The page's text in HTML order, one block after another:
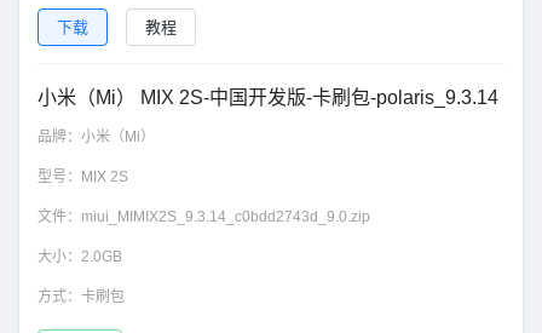
下载 教程
小米（Mi） MIX 2S-中国开发版-卡刷包-polaris_9.3.14
品牌： 小米（Mi）
型号： MIX 2S
文件： miui_MIMIX2S_9.3.14_c0bdd2743d_9.0.zip
大小： 2.0GB
方式： 卡刷包